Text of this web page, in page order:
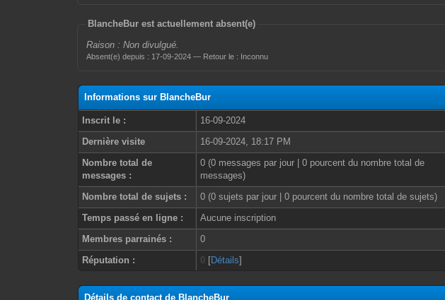
BlancheBur est actuellement absent(e)
Raison : Non divulgué.
Absent(e) depuis : 17-09-2024 — Retour le : Inconnu
Informations sur BlancheBur
Inscrit le :
16-09-2024
Dernière visite
16-09-2024, 18:17 PM
Nombre total de
messages :
0 (0 messages par jour | 0 pourcent du nombre total de
messages)
Nombre total de sujets :
0 (0 sujets par jour | 0 pourcent du nombre total de sujets)
Temps passé en ligne :
Aucune inscription
Membres parrainés :
0
Réputation :
0 [Détails]
Détails de contact de BlancheBur